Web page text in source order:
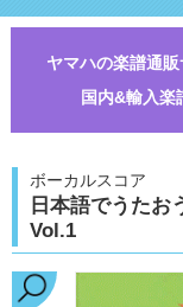
ヤマハの楽譜通販
国内&輸入楽
ボーカルスコア
日本語でうたお
Vol.1